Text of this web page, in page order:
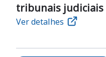
tribunais judiciais
Ver detalhes